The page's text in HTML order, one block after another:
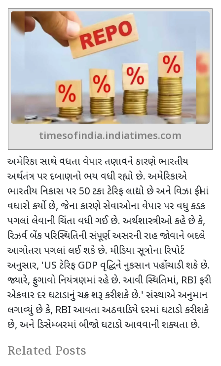
timesofindia.indiatimes.com
અમેરિકા સાથે વધતા વેપાર તણાવને કારણે ભારતીય
અર્થતંત્ર પર દબાણનો ભય વધી રહ્યો છે. અમેરિકાએ
ભારતીય નિકાસ પર 50 ટકા ટેરિફ લાદ્યો છે અને વિઝા ફીમાં
વધારો કર્યો છે, જેના કારણે સેવાઓના વેપાર પર વધુ કડક
પગલાં લેવાની ચિંતા વધી ગઈ છે. અર્થશાસ્ત્રીઓ કહે છે કે,
રિઝર્વ બેંક પરિસ્થિતિની સંપૂર્ણ અસરની રાહ જોવાને બદલે
આગોતરા પગલાં લઈ શકે છે. મીડિયા સૂત્રોના રિપોર્ટ
અનુસાર, 'US ટેરિફ GDP વૃદ્ધિને નુકસાન પહોંચાડી શકે છે.
જ્યારે, ફુગાવો નિયંત્રણમાં રહે છે. આવી સ્થિતિમાં, RBI ફરી
એકવાર દર ઘટાડાનું ચક્ર શરૂ કરી શકે છે.' સંસ્થાએ અનુમાન
લગાવ્યું છે કે, RBI આવતા અઠવાડિયે દરમાં ઘટાડો કરી શકે
છે, અને ડિસેમ્બરમાં બીજો ઘટાડો આવવાની શક્યતા છે.
Related Posts